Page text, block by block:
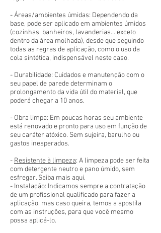
- Áreas/ambientes úmidas: Dependendo da
base, pode ser aplicado em ambientes úmidos
(cozinhas, banheiros, lavanderias... exceto
dentro da área molhada), desde que seguindo
todas as regras de aplicação, como o uso da
cola sintética, indispensável neste caso.
- Durabilidade: Cuidados e manutenção com o
seu papel de parede determinam o
prolongamento da vida útil do material, que
poderá chegar a 10 anos.
- Obra limpa: Em poucas horas seu ambiente
está renovado e pronto para uso em função de
seu caráter atóxico. Sem sujeira, barulho ou
gastos inesperados.
- Resistente à limpeza: A limpeza pode ser feita
com detergente neutro e pano úmido, sem
esfregar. Saiba mais aqui.
- Instalação: Indicamos sempre a contratação
de um profissional qualificado para fazer a
aplicação, mas caso queira, temos a apostila
com as instruções, para que você mesmo
possa aplicá-lo.